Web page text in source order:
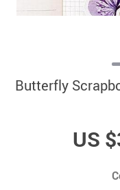
Butterfly
US